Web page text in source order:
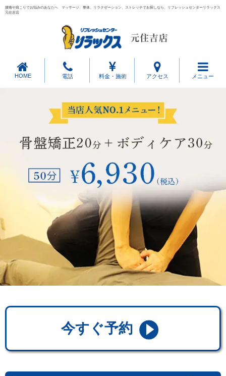
腰痛や肩こりでお悩みのあなたへ マッサージ、整体、リラクゼーション、ストレッチでお探しなら、リフレッシュセンターリラックス
元住吉店
HOME 電話 料金・施術 アクセス メニュー
今すぐ予約